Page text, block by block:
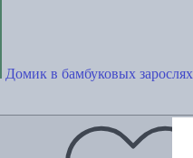
Домик в бамбуковых зарослях